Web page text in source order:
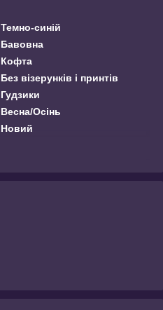
Темно-синій
Бавовна
Кофта
Без візерунків і принтів
Гудзики
Весна/Осінь
Новий